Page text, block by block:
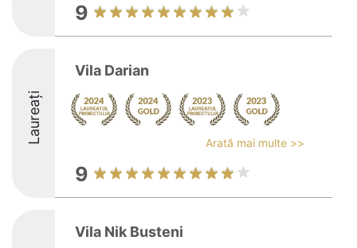
9
Laureați
Vila Darian
Arată mai multe >>
9
Vila Nik Busteni